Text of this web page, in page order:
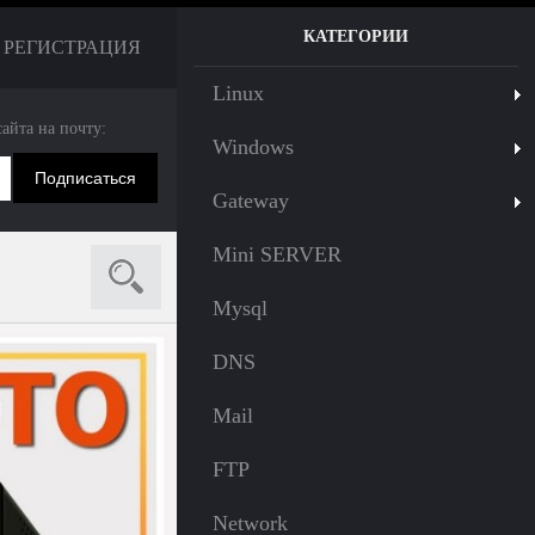
РЕГИСТРАЦИЯ
на почту:
КАТЕГОРИИ
Linux
Windows
Gateway
Mini SERVER
Mysql
DNS
Mail
FTP
Network